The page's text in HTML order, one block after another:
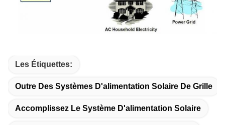
Les Étiquettes:
Outre Des Systèmes D'alimentation Solaire De Grille
Accomplissez Le Système D'alimentation Solaire